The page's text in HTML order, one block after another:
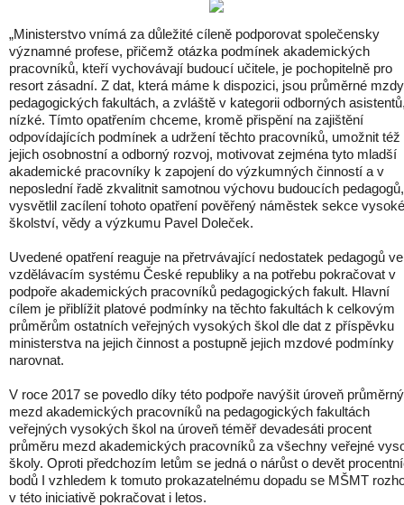
„Ministerstvo vnímá za důležité cíleně podporovat společensky
významné profese, přičemž otázka podmínek akademických
pracovníků, kteří vychovávají budoucí učitele, je pochopitelně pro
resort zásadní. Z dat, která máme k dispozici, jsou průměrné
pedagogických fakultách, a zvláště v kategorii odborných
nízké. Tímto opatřením chceme, kromě přispění na zajištění
odpovídajících podmínek a udržení těchto pracovníků, umožnit též
jejich osobnostní a odborný rozvoj, motivovat zejména tyto mladší
akademické pracovníky k zapojení do výzkumných činností a v
neposlední řadě zkvalitnit samotnou výchovu budoucích
vysvětlil zacílení tohoto opatření pověřený náměstek sekce
školství, vědy a výzkumu Pavel Doleček.
Uvedené opatření reaguje na přetrvávající nedostatek pedagogů ve
vzdělávacím systému České republiky a na potřebu pokračovat v
podpoře akademických pracovníků pedagogických fakult. Hlavní
cílem je přiblížit platové podmínky na těchto fakultách k celkovým
průměrům ostatních veřejných vysokých škol dle dat z příspěvku
ministerstva na jejich činnost a postupně jejich mzdové podmínky
narovnat.
V roce 2017 se povedlo díky této podpoře navýšit úroveň
mezd akademických pracovníků na pedagogických fakultách
veřejných vysokých škol na úroveň téměř devadesáti procent
průměru mezd akademických pracovníků za všechny veřejné
školy. Oproti předchozím letům se jedná o nárůst o devět
bodů I vzhledem k tomuto prokazatelnému dopadu se MŠMT
v této iniciativě pokračovat i letos.